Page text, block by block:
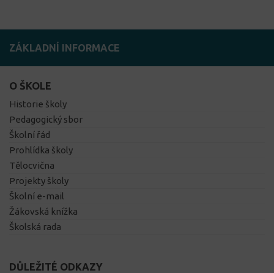
ZÁKLADNÍ INFORMACE
O ŠKOLE
Historie školy
Pedagogický sbor
Školní řád
Prohlídka školy
Tělocvična
Projekty školy
Školní e-mail
Žákovská knížka
Školská rada
DŮLEŽITÉ ODKAZY